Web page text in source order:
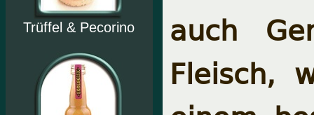
Trüffel & Pecorino
auch
Fleisch,